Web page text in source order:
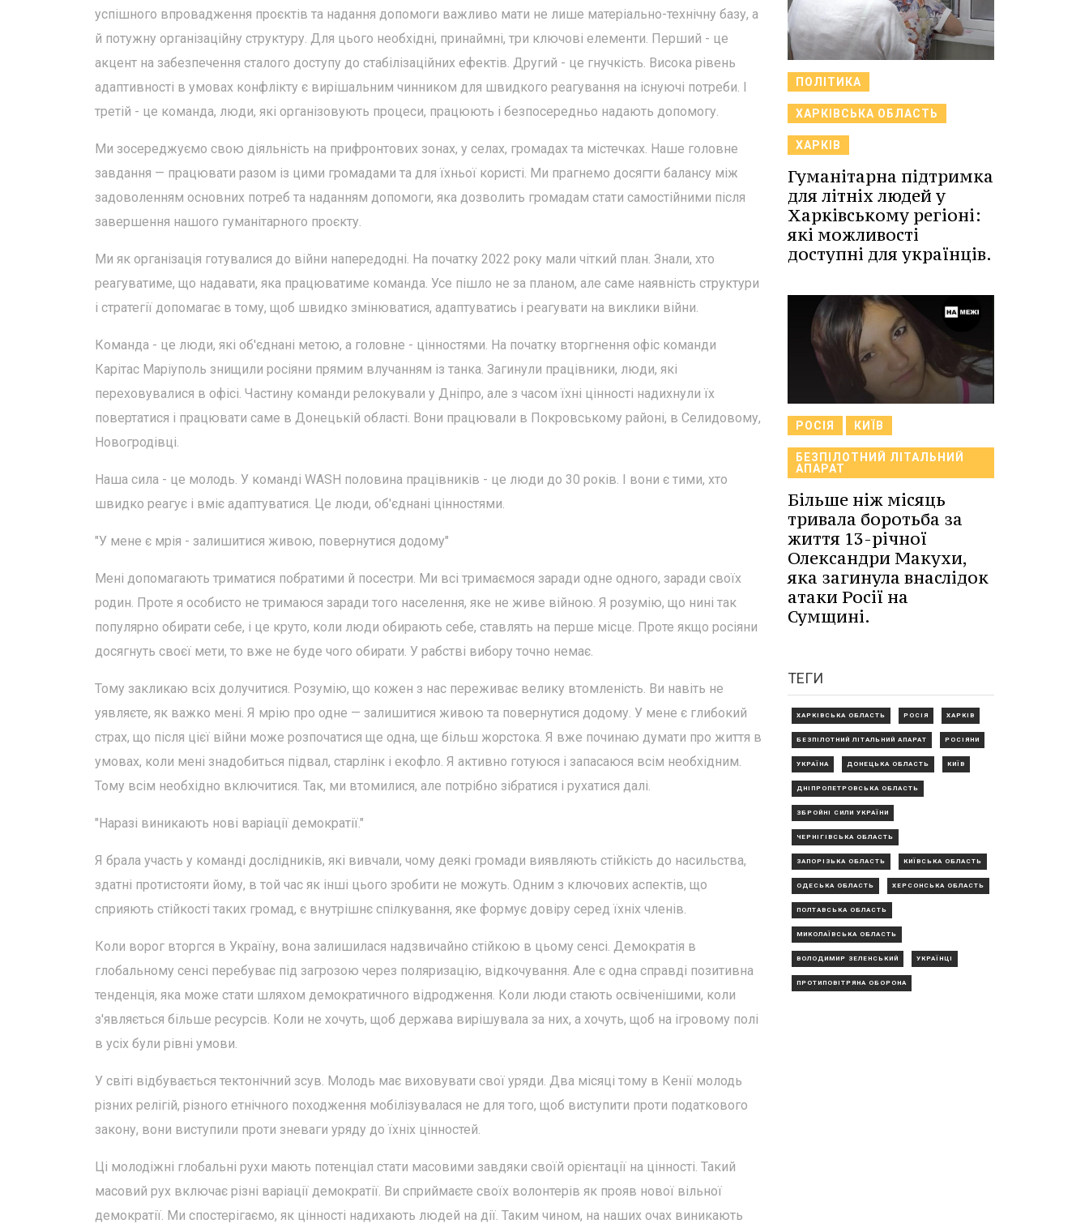
успішного впровадження проєктів та надання допомоги важливо мати не лише матеріально-технічну базу, а
й потужну організаційну структуру. Для цього необхідні, принаймні, три ключові елементи. Перший - це
акцент на забезпечення сталого доступу до стабілізаційних ефектів. Другий - це гнучкість. Висока рівень
адаптивності в умовах конфлікту є вирішальним чинником для швидкого реагування на існуючі потреби. І
третій - це команда, люди, які організовують процеси, працюють і безпосередньо надають допомогу.
Ми зосереджуємо свою діяльність на прифронтових зонах, у селах, громадах та містечках. Наше головне
завдання — працювати разом із цими громадами та для їхньої користі. Ми прагнемо досягти балансу між
задоволенням основних потреб та наданням допомоги, яка дозволить громадам стати самостійними після
завершення нашого гуманітарного проєкту.
Ми як організація готувалися до війни напередодні. На початку 2022 року мали чіткий план. Знали, хто
реагуватиме, що надавати, яка працюватиме команда. Усе пішло не за планом, але саме наявність структури
і стратегії допомагає в тому, щоб швидко змінюватися, адаптуватись і реагувати на виклики війни.
Команда - це люди, які об'єднані метою, а головне - цінностями. На початку вторгнення офіс команди
Карітас Маріуполь знищили росіяни прямим влучанням із танка. Загинули працівники, люди, які
переховувалися в офісі. Частину команди релокували у Дніпро, але з часом їхні цінності надихнули їх
повертатися і працювати саме в Донецькій області. Вони працювали в Покровському районі, в Селидовому,
Новогродівці.
Наша сила - це молодь. У команді WASH половина працівників - це люди до 30 років. І вони є тими, хто
швидко реагує і вміє адаптуватися. Це люди, об'єднані цінностями.
"У мене є мрія - залишитися живою, повернутися додому"
Мені допомагають триматися побратими й посестри. Ми всі тримаємося заради одне одного, заради своїх
родин. Проте я особисто не тримаюся заради того населення, яке не живе війною. Я розумію, що нині так
популярно обирати себе, і це круто, коли люди обирають себе, ставлять на перше місце. Проте якщо росіяни
досягнуть своєї мети, то вже не буде чого обирати. У рабстві вибору точно немає.
Тому закликаю всіх долучитися. Розумію, що кожен з нас переживає велику втомленість. Ви навіть не
уявляєте, як важко мені. Я мрію про одне — залишитися живою та повернутися додому. У мене є глибокий
страх, що після цієї війни може розпочатися ще одна, ще більш жорстока. Я вже починаю думати про життя в
умовах, коли мені знадобиться підвал, старлінк і екофло. Я активно готуюся і запасаюся всім необхідним.
Тому всім необхідно включитися. Так, ми втомилися, але потрібно зібратися і рухатися далі.
"Наразі виникають нові варіації демократії."
Я брала участь у команді дослідників, які вивчали, чому деякі громади виявляють стійкість до насильства,
здатні протистояти йому, в той час як інші цього зробити не можуть. Одним з ключових аспектів, що
сприяють стійкості таких громад, є внутрішнє спілкування, яке формує довіру серед їхніх членів.
Коли ворог вторгся в Україну, вона залишилася надзвичайно стійкою в цьому сенсі. Демократія в
глобальному сенсі перебуває під загрозою через поляризацію, відкочування. Але є одна справді позитивна
тенденція, яка може стати шляхом демократичного відродження. Коли люди стають освіченішими, коли
з'являється більше ресурсів. Коли не хочуть, щоб держава вирішувала за них, а хочуть, щоб на ігровому полі
в усіх були рівні умови.
У світі відбувається тектонічний зсув. Молодь має виховувати свої уряди. Два місяці тому в Кенії молодь
різних релігій, різного етнічного походження мобілізувалася не для того, щоб виступити проти податкового
закону, вони виступили проти зневаги уряду до їхніх цінностей.
Ці молодіжні глобальні рухи мають потенціал стати масовими завдяки своїй орієнтації на цінності. Такий
масовий рух включає різні варіації демократії. Ви сприймаєте своїх волонтерів як прояв нової вільної
демократії. Ми спостерігаємо, як цінності надихають людей на дії. Таким чином, на наших очах виникають
ПОЛІТИКА
ХАРКІВСЬКА ОБЛАСТЬ
ХАРКІВ
Гуманітарна підтримка
для літніх людей у
Харківському регіоні:
які можливості
доступні для українців.
РОСІЯ КИЇВ
БЕЗПІЛОТНИЙ ЛІТАЛЬНИЙ
АПАРАТ
Більше ніж місяць
тривала боротьба за
життя 13-річної
Олександри Макухи,
яка загинула внаслідок
атаки Росії на
Сумщині.
ТЕГИ
ХАРКІВСЬКА ОБЛАСТЬ РОСІЯ ХАРКІВ
БЕЗПІЛОТНИЙ ЛІТАЛЬНИЙ АПАРАТ РОСІЯНИ
УКРАЇНА ДОНЕЦЬКА ОБЛАСТЬ КИЇВ
ДНІПРОПЕТРОВСЬКА ОБЛАСТЬ
ЗБРОЙНІ СИЛИ УКРАЇНИ
ЧЕРНІГІВСЬКА ОБЛАСТЬ
ЗАПОРІЗЬКА ОБЛАСТЬ КИЇВСЬКА ОБЛАСТЬ
ОДЕСЬКА ОБЛАСТЬ ХЕРСОНСЬКА ОБЛАСТЬ
ПОЛТАВСЬКА ОБЛАСТЬ
МИКОЛАЇВСЬКА ОБЛАСТЬ
ВОЛОДИМИР ЗЕЛЕНСЬКИЙ УКРАЇНЦІ
ПРОТИПОВІТРЯНА ОБОРОНА